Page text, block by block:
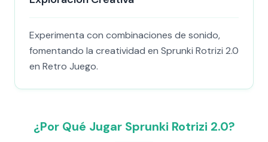
Experimenta con combinaciones de sonido,
fomentando la creatividad en Sprunki Rotrizi 2.0
en Retro Juego.
¿Por Qué Jugar Sprunki Rotrizi 2.0?